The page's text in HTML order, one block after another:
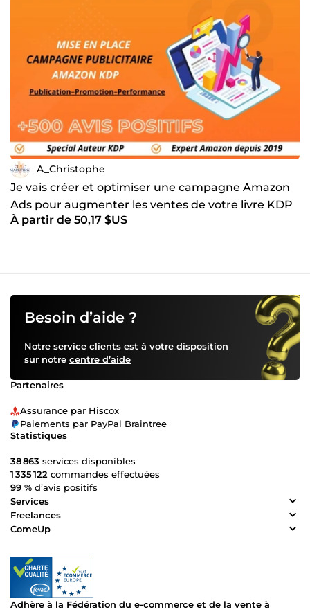
A_Christophe
Je vais créer et optimiser une campagne Amazon
Ads pour augmenter les ventes de votre livre KDP
À partir de 50,17 $US
Besoin d’aide ?
Notre service clients est à votre disposition
sur notre centre d’aide
Partenaires
Assurance par Hiscox
Paiements par PayPal Braintree
Statistiques
38 863 services disponibles
1 335 122 commandes effectuées
99 % d’avis positifs
Services
Freelances
ComeUp
Adhère à la Fédération du e-commerce et de la vente à